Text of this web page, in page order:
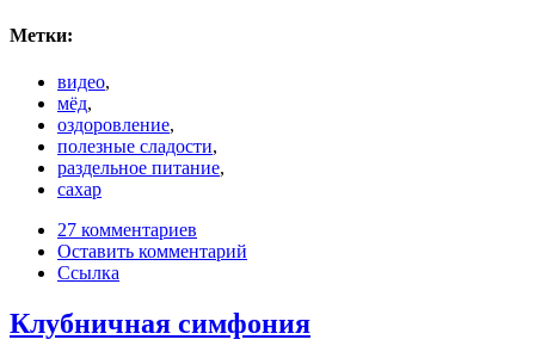
Метки:
видео,
мёд,
оздоровление,
полезные сладости,
раздельное питание,
сахар
27 комментариев
Оставить комментарий
Ссылка
Клубничная симфония